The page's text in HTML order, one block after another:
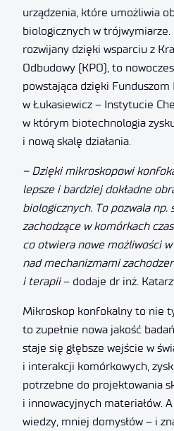
urządzenia, które umożliwia
biologicznych w trójwymiarze.
rozwijany dzięki wsparciu z
Odbudowy (KPO), to
powstająca dzięki Funduszom
w Łukasiewicz – Instytucie
w którym biotechnologia
i nową skalę działania.
– Dzięki mikroskopowi
lepsze i bardziej dokładne
biologicznych. To pozwala np.
zachodzące w komórkach
co otwiera nowe możliwości
nad mechanizmami
i terapii– dodaje dr inż.
Mikroskop konfokalny to nie
to zupełnie nowa jakość
staje się głębsze wejście w
i interakcji komórkowych,
potrzebne do projektowania
i innowacyjnych materiałów.
wiedzy, mniej domysłów – i